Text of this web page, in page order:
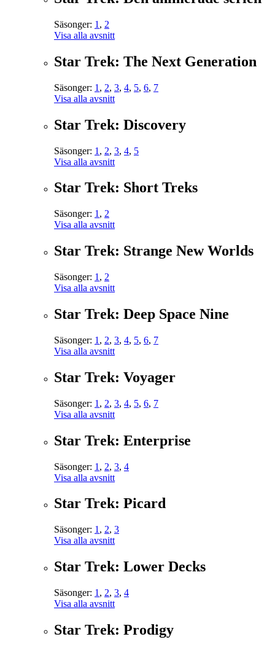
Säsonger: 1 , 2
Visa alla avsnitt
Star Trek: The Next Generation
Säsonger: 1 , 2, 3, 4, 5, 6, 7
Visa alla avsnitt
Star Trek: Discovery
Säsonger: 1 , 2, 3, 4, 5
Visa alla avsnitt
Star Trek: Short Treks
Säsonger: 1 , 2
Visa alla avsnitt
Star Trek: Strange New Worlds
Säsonger: 1 , 2
Visa alla avsnitt
Star Trek: Deep Space Nine
Säsonger: 1 , 2, 3, 4, 5, 6, 7
Visa alla avsnitt
Star Trek: Voyager
Säsonger: 1 , 2, 3, 4, 5, 6, 7
Visa alla avsnitt
Star Trek: Enterprise
Säsonger: 1 , 2, 3, 4
Visa alla avsnitt
Star Trek: Picard
Säsonger: 1 , 2, 3
Visa alla avsnitt
Star Trek: Lower Decks
Säsonger: 1 , 2, 3, 4
Visa alla avsnitt
Star Trek: Prodigy